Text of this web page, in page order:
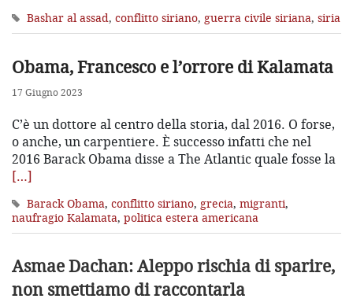
Bashar al assad, conflitto siriano, guerra civile siriana, siria
Obama, Francesco e l’orrore di Kalamata
17 Giugno 2023
C’è un dottore al centro della storia, dal 2016. O forse,
o anche, un carpentiere. È successo infatti che nel
2016 Barack Obama disse a The Atlantic quale fosse la
[…]
Barack Obama, conflitto siriano, grecia, migranti,
naufragio Kalamata, politica estera americana
Asmae Dachan: Aleppo rischia di sparire,
non smettiamo di raccontarla